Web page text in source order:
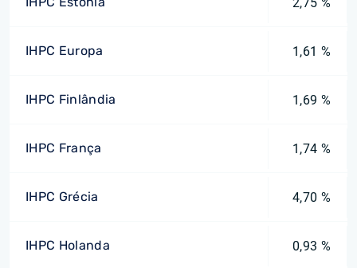
IHPC Europa 1,61 %
IHPC Finlândia 1,69 %
IHPC França 1,74 %
IHPC Grécia 4,70 %
IHPC Holanda 0,93 %